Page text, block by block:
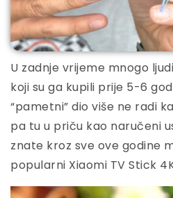
U zadnje vrijeme mnogo
koji su ga kupili prije 5-6
“pametni” dio više ne radi
pa tu u priču kao naručeni
znate kroz sve ove godine
popularni Xiaomi TV Stick